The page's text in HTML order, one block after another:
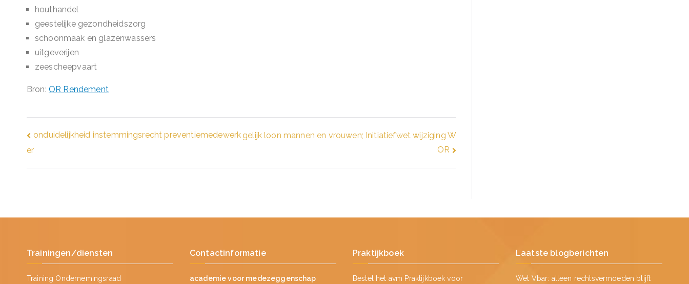
houthandel
geestelijke gezondheidszorg
schoonmaak en glazenwassers
uitgeverijen
zeescheepvaart
Bron: OR Rendement
Bericht
navigatie
onduidelijkheid instemmingsrecht preventiemedewerk
er
gelijk loon mannen en vrouwen; Initiatiefwet wijziging W
OR
Trainingen/diensten
Training Ondernemingsraad
Contactinformatie
academie voor medezeggenschap
Praktijkboek
Bestel het avm Praktijkboek voor
Laatste blogberichten
Wet Vbar: alleen rechtsvermoeden blijft